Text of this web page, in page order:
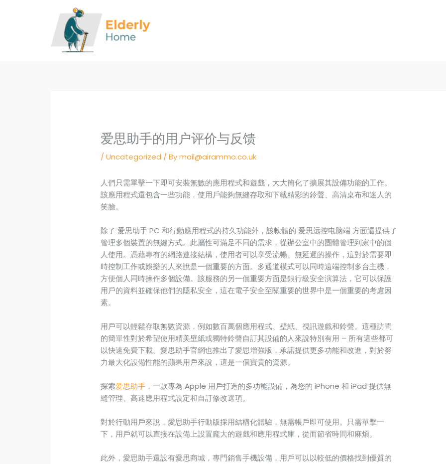
爱思助手的用户评价与反馈
/Uncategorized / Bymail@airammo.co.uk
人們只需單擊一下即可安裝無數的應用程式和遊戲，大大簡化了擴展其設備功能的工作。
該應用程式還包含一些功能，使用戶能夠無縫存取和下載精彩的鈴聲、高清桌布和迷人的
笑臉。
除了 爱思助手 PC 和行動應用程式的持久功能外，該軟體的 爱思远控电脑端 方面還提供了
管理多個裝置的無縫方式。此屬性可滿足不同的需求，從辦公室中的團體管理到家中的個
人使用。憑藉專有的網路連接結構，使用者可以享受流暢、無延遲的操作，這對於需要即
時控制工作或娛樂的人來說是一個重要的方面。多通道模式可以同時遠端控制多台主機，
方便個人同時操作多個設備。該服務的另一個重要方面是銀行級安全演算法，它可以保護
用戶的資料並確保他們的隱私安全，這在電子安全至關重要的世界中是一個重要的考慮因
素。
用戶可以輕鬆存取無數資源，例如數百萬個應用程式、壁紙、視訊遊戲和鈴聲。這種訪問
的簡單性對於希望使用精美壁紙或獨特鈴聲自訂其設備的人來說特別有用 – 所有這些都可
以快速免費下載。愛思助手官網也推出了愛思增強版，承諾提供更多功能和改進，對於努
力最大化設備性能的蘋果用戶來說，這是一個寶貴的資源。
探索爱思助手 ，一款專為 Apple 用戶打造的多功能設備，為您的 iPhone 和 iPad 提供無
縫管理、高速應用程式設定和自訂修改選項。
對於行動用戶來說，愛思助手行動版採用結構化體驗，無需帳戶即可使用。只需單擊一
下，用戶就可以直接在設備上設置龐大的遊戲和應用程式庫，從而節省時間和麻煩。
此外，愛思助手還設有愛思商城，專門銷售手機設備，用戶可以以較低的價格找到優質的